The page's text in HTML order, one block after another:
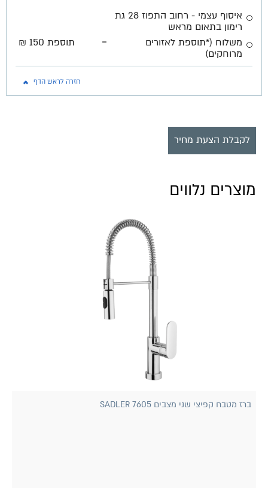
איסוף עצמי - רחוב התפוז 28 גת
רימון בתאום מראש
משלוח (*תוספת לאזורים
מרוחקים)
- תוספת 150 ₪
חזרה לראש הדף
לקבלת הצעת מחיר
מוצרים נלווים
ברז מטבח קפיצי שני מצבים 7605 SADLER